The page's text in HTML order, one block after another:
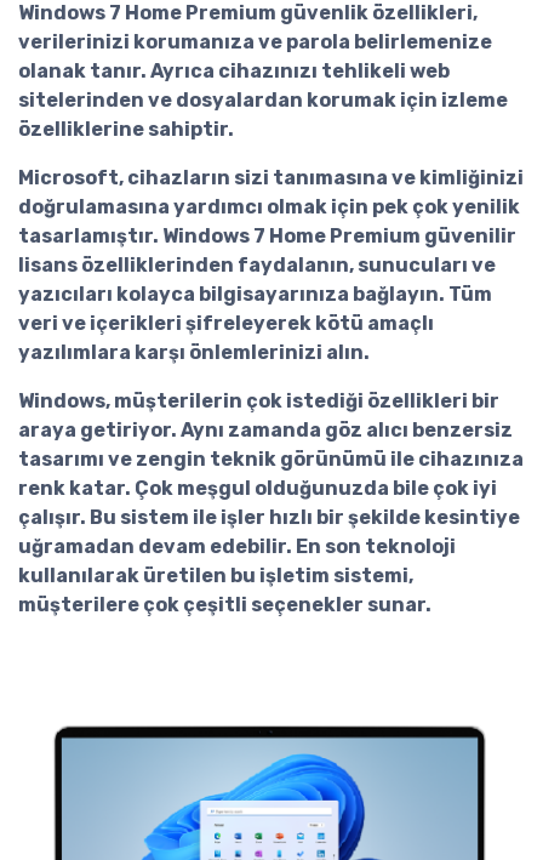
Windows 7 Home Premium güvenlik özellikleri,
verilerinizi korumanıza ve parola belirlemenize
olanak tanır. Ayrıca cihazınızı tehlikeli web
sitelerinden ve dosyalardan korumak için izleme
özelliklerine sahiptir.
Microsoft, cihazların sizi tanımasına ve kimliğinizi
doğrulamasına yardımcı olmak için pek çok yenilik
tasarlamıştır. Windows 7 Home Premium güvenilir
lisans özelliklerinden faydalanın, sunucuları ve
yazıcıları kolayca bilgisayarınıza bağlayın. Tüm
veri ve içerikleri şifreleyerek kötü amaçlı
yazılımlara karşı önlemlerinizi alın.
Windows, müşterilerin çok istediği özellikleri bir
araya getiriyor. Aynı zamanda göz alıcı benzersiz
tasarımı ve zengin teknik görünümü ile cihazınıza
renk katar. Çok meşgul olduğunuzda bile çok iyi
çalışır. Bu sistem ile işler hızlı bir şekilde kesintiye
uğramadan devam edebilir. En son teknoloji
kullanılarak üretilen bu işletim sistemi,
müşterilere çok çeşitli seçenekler sunar.